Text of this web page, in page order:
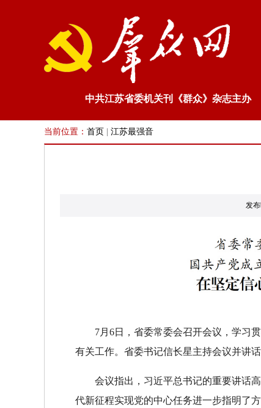
中共江苏省委机关刊《群众》杂志主办
当前位置： 首页 江苏最强音
发
7月6日，省委常委会召开会议，学习
有关工作。省委书记信长星主持会议并讲
会议指出，习近平总书记的重要讲话
代新征程实现党的中心任务进一步指明了